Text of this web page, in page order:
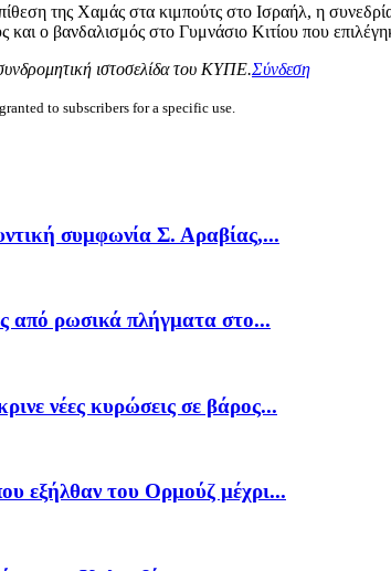
της Χαμάς στα κιμπούτς στο Ισραήλ, η
και ο βανδαλισμός στο Γυμνάσιο Κιτίου που
ιστοσελίδα του ΚΥΠΕ.Σύνδεση
to subscribers for a specific use.
συμφωνία Σ. Αραβίας,...
από ρωσικά πλήγματα στο...
νέες κυρώσεις σε βάρος...
εξήλθαν του Ορμούζ μέχρι...